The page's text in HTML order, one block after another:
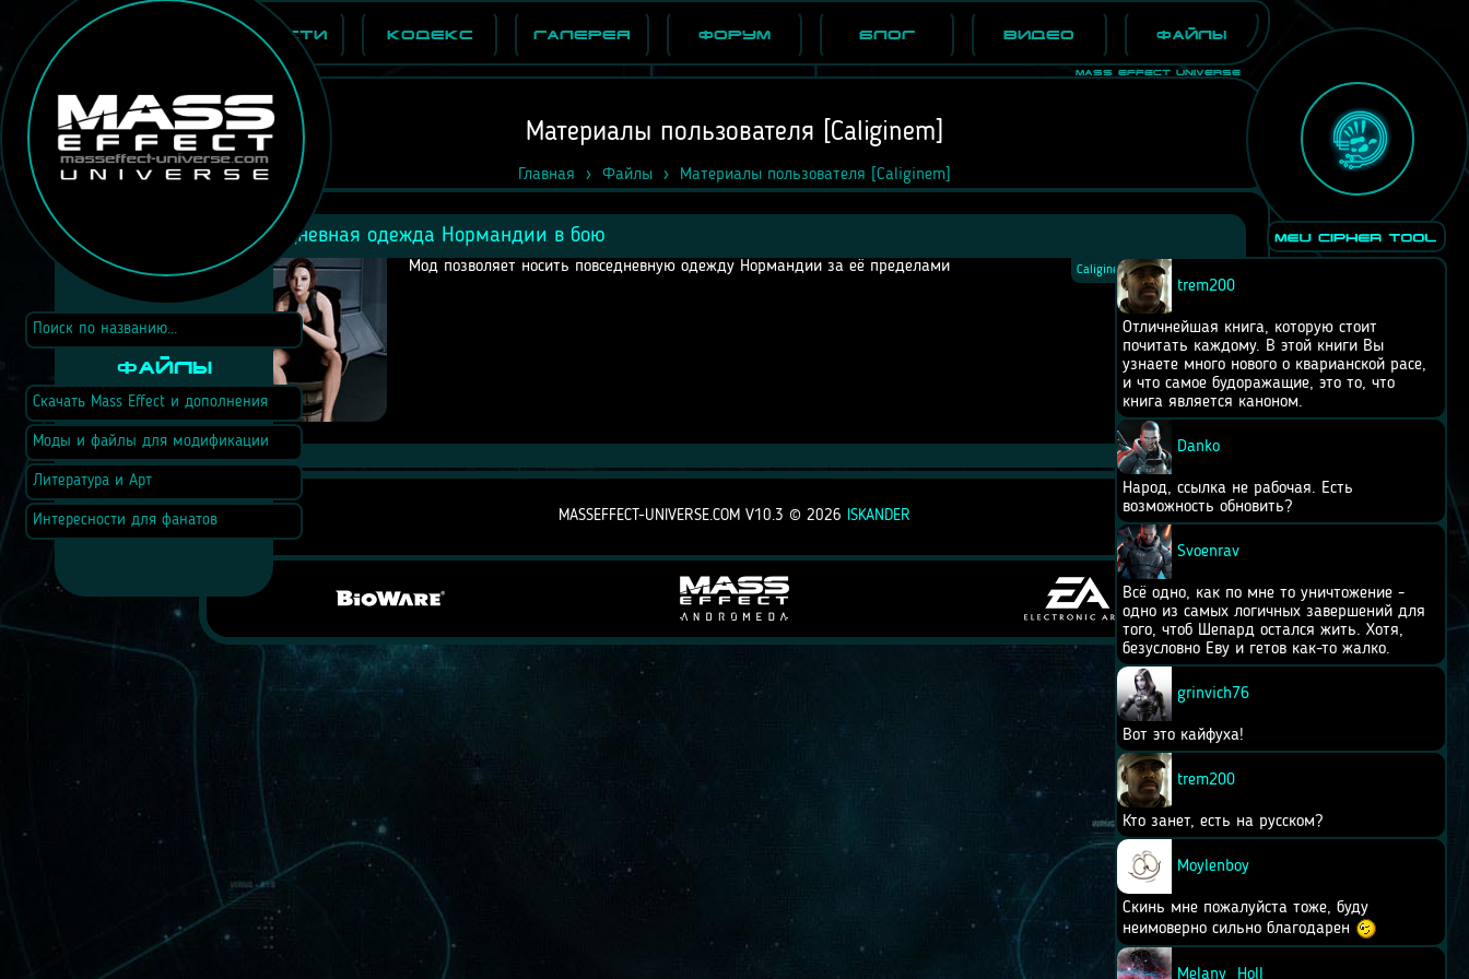
Mass Effect Universe
Новости Кодекс Галерея Форум Блог Видео Файлы
Главная Файлы Материалы пользователя [Caliginem]
Материалы пользователя [Caliginem]
Повседневная одежда Нормандии в бою
Caliginem2015-07-14 в 00:32
Мод позволяет носить повседневную одежду Нормандии за её пределами
Файлы
Скачать Mass Effect и дополнения
Моды и файлы для модификации
Литература и Арт
Интересности для фанатов
trem200
Отличнейшая книга, которую стоит
почитать каждому. В этой книги Вы
узнаете много нового о кварианской расе,
и что самое будоражащие, это то, что
книга является каноном.
Danko
Народ, ссылка не рабочая. Есть
возможность обновить?
Svoenrav
Всё одно, как по мне то уничтожение -
одно из самых логичных завершений для
того, чтоб Шепард остался жить. Хотя,
безусловно Еву и гетов как-то жалко.
grinvich76
Вот это кайфуха!
trem200
Кто занет, есть на русском?
Moylenboy
Скинь мне пожалуйста тоже, буду
неимоверно сильно благодарен
Melany_Holl
MASSEFFECT-UNIVERSE.COM V10.3 © 2026 ISKANDER